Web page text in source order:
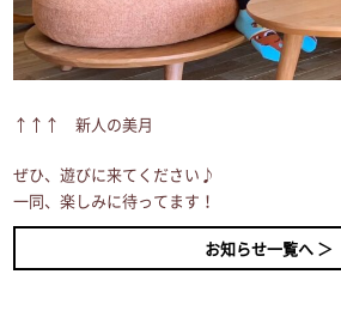
↑↑↑ 新人の美月
ぜひ、遊びに来てください♪
一同、楽しみに待ってます！
お知らせ一覧へ ＞